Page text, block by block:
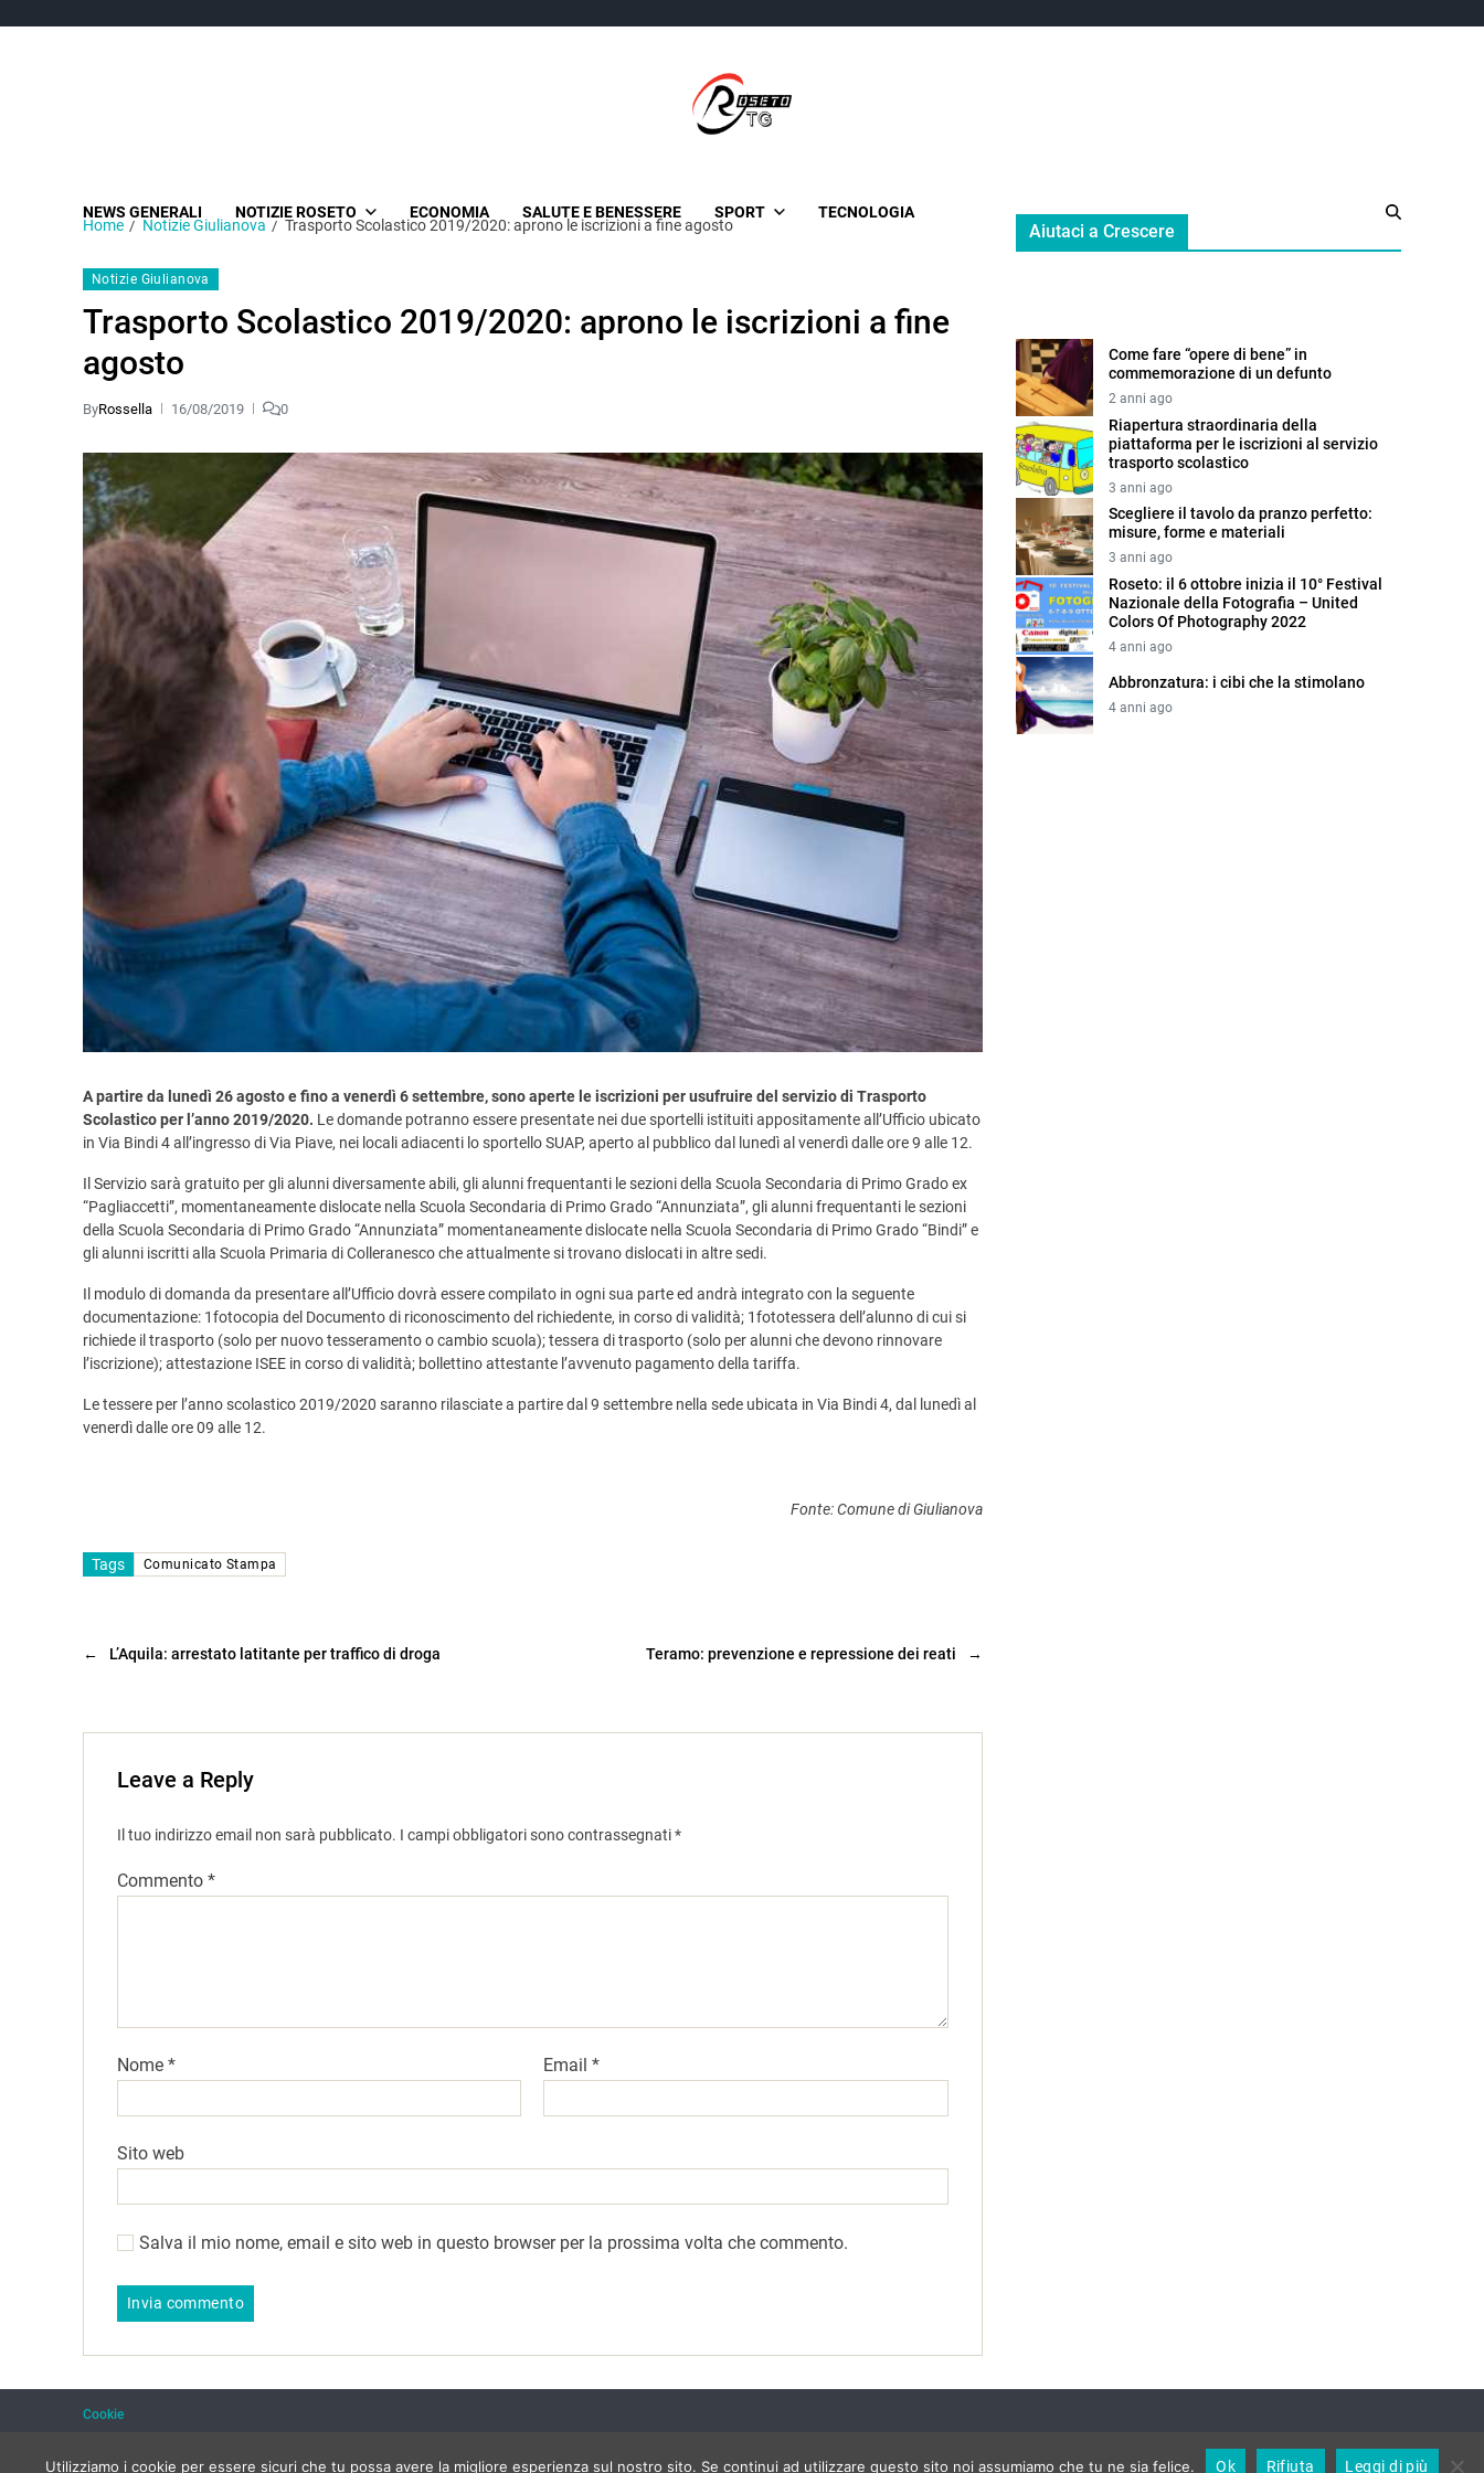
NEWS GENERALI NOTIZIE ROSETO ECONOMIA SALUTE E BENESSERE SPORT TECNOLOGIA
Home Notizie Giulianova Trasporto Scolastico 2019/2020: aprono le iscrizioni a fine agosto
Notizie Giulianova
Trasporto Scolastico 2019/2020: aprono le iscrizioni a fine
agosto
ByRossella 16/08/2019 0
A partire da lunedì 26 agosto e fino a venerdì 6 settembre, sono aperte le iscrizioni per usufruire del servizio di Trasporto
Scolastico per l’anno 2019/2020. Le domande potranno essere presentate nei due sportelli istituiti appositamente all’Ufficio ubicato
in Via Bindi 4 all’ingresso di Via Piave, nei locali adiacenti lo sportello SUAP, aperto al pubblico dal lunedì al venerdì dalle ore 9 alle 12.
Il Servizio sarà gratuito per gli alunni diversamente abili, gli alunni frequentanti le sezioni della Scuola Secondaria di Primo Grado ex
“Pagliaccetti”, momentaneamente dislocate nella Scuola Secondaria di Primo Grado “Annunziata”, gli alunni frequentanti le sezioni
della Scuola Secondaria di Primo Grado “Annunziata” momentaneamente dislocate nella Scuola Secondaria di Primo Grado “Bindi” e
gli alunni iscritti alla Scuola Primaria di Colleranesco che attualmente si trovano dislocati in altre sedi.
Il modulo di domanda da presentare all’Ufficio dovrà essere compilato in ogni sua parte ed andrà integrato con la seguente
documentazione: 1fotocopia del Documento di riconoscimento del richiedente, in corso di validità; 1fototessera dell’alunno di cui si
richiede il trasporto (solo per nuovo tesseramento o cambio scuola); tessera di trasporto (solo per alunni che devono rinnovare
l’iscrizione); attestazione ISEE in corso di validità; bollettino attestante l’avvenuto pagamento della tariffa.
Le tessere per l’anno scolastico 2019/2020 saranno rilasciate a partire dal 9 settembre nella sede ubicata in Via Bindi 4, dal lunedì al
venerdì dalle ore 09 alle 12.
Fonte: Comune di Giulianova
Tags Comunicato Stampa
← L’Aquila: arrestato latitante per traffico di droga →
Teramo: prevenzione e repressione dei reati
Leave a Reply
Il tuo indirizzo email non sarà pubblicato. I campi obbligatori sono contrassegnati*
Commento *
Nome * Email*
Sito web
Salva il mio nome, email e sito web in questo browser per la prossima volta che commento.
Aiutaci a Crescere
Come fare “opere di bene” in
commemorazione di un defunto
2 anni ago
Riapertura straordinaria della
piattaforma per le iscrizioni al servizio
trasporto scolastico
3 anni ago
Scegliere il tavolo da pranzo perfetto:
misure, forme e materiali
3 anni ago
Roseto: il 6 ottobre inizia il 10° Festival
Nazionale della Fotografia – United
Colors Of Photography 2022
4 anni ago
Abbronzatura: i cibi che la stimolano
4 anni ago
Cookie
Utilizziamo i cookie per essere sicuri che tu possa avere la migliore esperienza sul nostro sito. Se continui ad utilizzare questo sito noi assumiamo che tu ne sia felice. Ok Rifiuta Leggi di più